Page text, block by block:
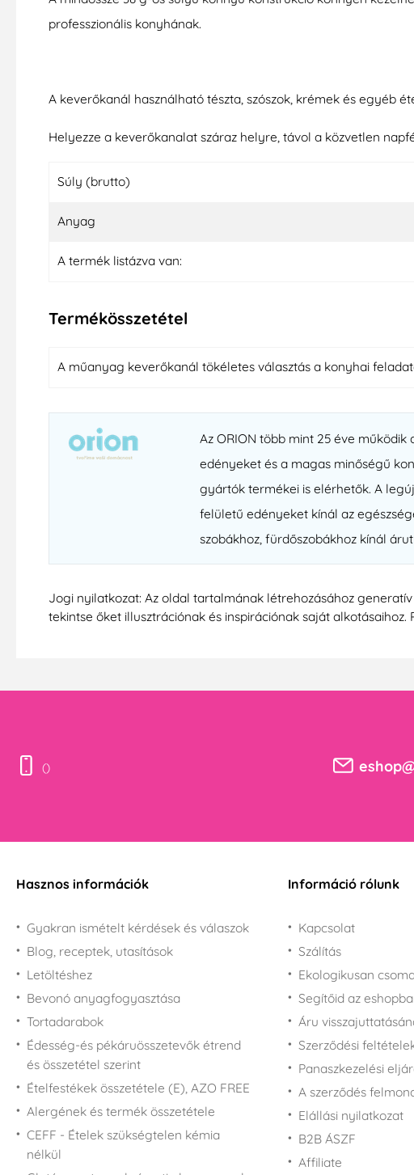
professzionális konyhának.
A keverőkanál használható tészta, szószok, krémek és egyéb
Helyezze a keverőkanalat száraz helyre, távol a közvetlen
Súly (brutto)
Anyag
A termék listázva van:
Termékösszetétel
A műanyag keverőkanál tökéletes választás a konyhai
Az ORION több mint 25 éve
edényeket és a magas minőségű
gyártók termékei is elérhetők. A
felületű edényeket kínál az
szobákhoz, fürdőszobákhoz kínál
Jogi nyilatkozat: Az oldal tartalmának létrehozásához
tekintse őket illusztrációnak és inspirációnak saját
()
Hasznos információk
Gyakran ismételt kérdések és válaszok
Blog, receptek, utasítások
Letöltéshez
Bevonó anyagfogyasztása
Tortadarabok
Édesség-és pékáruösszetevők étrend
és összetétel szerint
Ételfestékek összetétele (E), AZO FREE
Alergének és termék összetétele
CEFF - Ételek szükségtelen kémia
nélkül
Információ rólunk
Kapcsolat
Szálítás
Ekologikusan
Segítőid az
Áru
Szerződési
Panaszkezelési
A szerződés
Elállási nyilatkozat
B2B ÁSZF
Affiliate